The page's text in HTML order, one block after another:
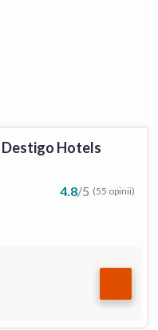
Destigo Hotels
4.8/5 (55 opinii)